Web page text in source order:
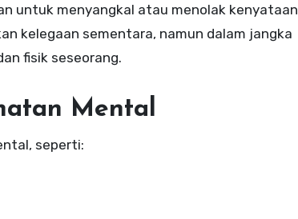
untuk menyangkal atau menolak kenyataan
kelegaan sementara, namun dalam jangka
fisik seseorang.
Mental
seperti: